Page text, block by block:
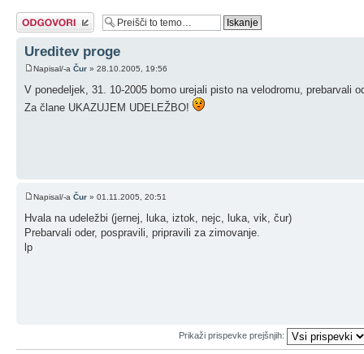
Napiši odgovor
Ureditev proge
Napisal/-a Čur » 28.10.2005, 19:56
V ponedeljek, 31. 10-2005 bomo urejali pisto na velodromu, prebarvali
Za člane UKAZUJEM UDELEŽBO!
Napisal/-a Čur » 01.11.2005, 20:51
Hvala na udeležbi (jernej, luka, iztok, nejc, luka, vik, čur)
Prebarvali oder, pospravili, pripravili za zimovanje.
lp
Prikaži prispevke prejšnjih: